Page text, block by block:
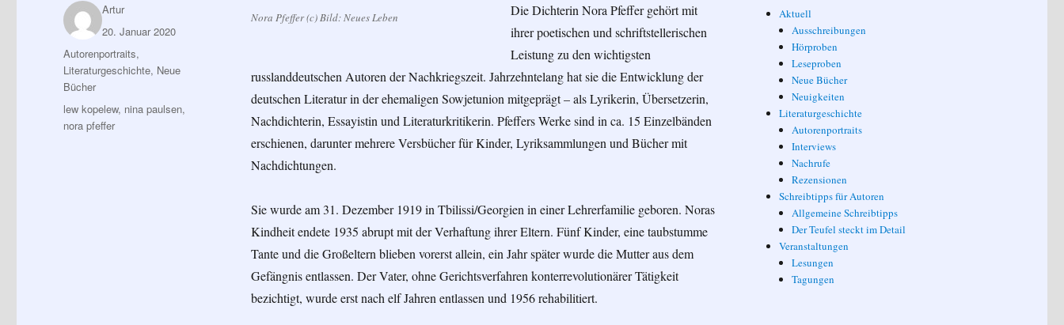
Nora Pfeffer (c) Bild: Neues Leben
Die Dichterin Nora Pfeffer gehört mit
ihrer poetischen und schriftstellerischen
Leistung zu den wichtigsten
russlanddeutschen Autoren der Nachkriegszeit. Jahrzehntelang hat sie die Entwicklung der
deutschen Literatur in der ehemaligen Sowjetunion mitgeprägt – als Lyrikerin, Übersetzerin,
Nachdichterin, Essayistin und Literaturkritikerin. Pfeffers Werke sind in ca. 15 Einzelbänden
erschienen, darunter mehrere Versbücher für Kinder, Lyriksammlungen und Bücher mit
Nachdichtungen.
Sie wurde am 31. Dezember 1919 in Tbilissi/Georgien in einer Lehrerfamilie geboren. Noras
Kindheit endete 1935 abrupt mit der Verhaftung ihrer Eltern. Fünf Kinder, eine taubstumme
Tante und die Großeltern blieben vorerst allein, ein Jahr später wurde die Mutter aus dem
Gefängnis entlassen. Der Vater, ohne Gerichtsverfahren konterrevolutionärer Tätigkeit
bezichtigt, wurde erst nach elf Jahren entlassen und 1956 rehabilitiert.
Autor
Artur
Veröffentlicht
am
20. Januar 2020
Kategorien
Autorenportraits,
Literaturgeschichte, Neue
Bücher
Schlagwörter
lew kopelew, nina paulsen,
nora pfeffer
Aktuell
Ausschreibungen
Hörproben
Leseproben
Neue Bücher
Neuigkeiten
Literaturgeschichte
Autorenportraits
Interviews
Nachrufe
Rezensionen
Schreibtipps für Autoren
Allgemeine Schreibtipps
Der Teufel steckt im Detail
Veranstaltungen
Lesungen
Tagungen